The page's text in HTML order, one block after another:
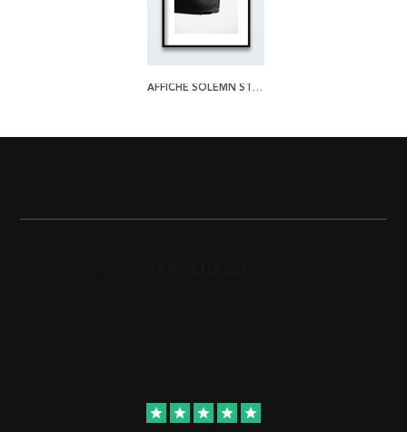
AFFICHE SOLEMN STROKE
star star star star star